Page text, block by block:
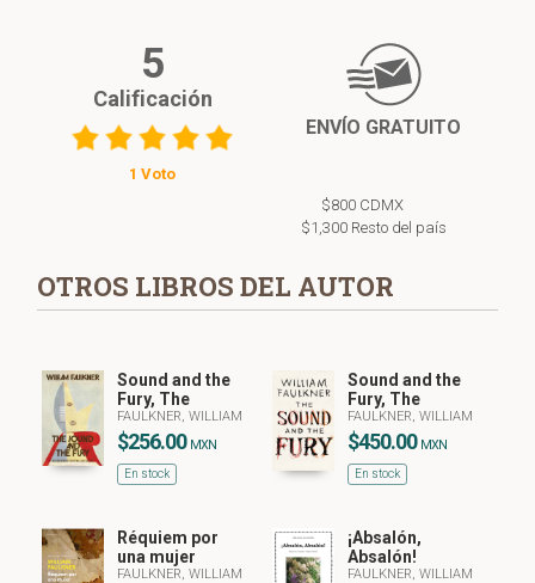
5
Calificación
1 Voto
ENVÍO GRATUITO
$800 CDMX
$1,300 Resto del país
OTROS LIBROS DEL AUTOR
Sound and the
Fury, The
FAULKNER, WILLIAM
$256.00 MXN
En stock
Sound and the
Fury, The
FAULKNER, WILLIAM
$450.00 MXN
En stock
Réquiem por
una mujer
FAULKNER, WILLIAM
¡Absalón,
Absalón!
FAULKNER, WILLIAM